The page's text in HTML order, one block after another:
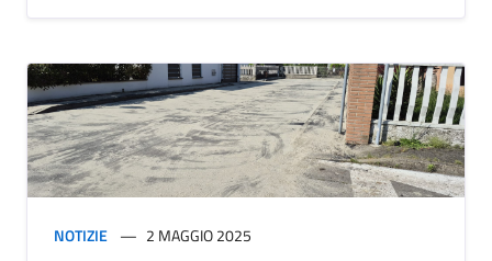
NOTIZIE 2 MAGGIO 2025